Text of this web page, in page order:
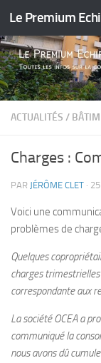
Skip to content
Le Premium
ACTUALITÉS /
Charges :
PAR JÉRÔME CLET ·
Voici une
problèmes de
Quelques
charges
correspondante aux
La société OCEA a
communiqué la
nous avons dû